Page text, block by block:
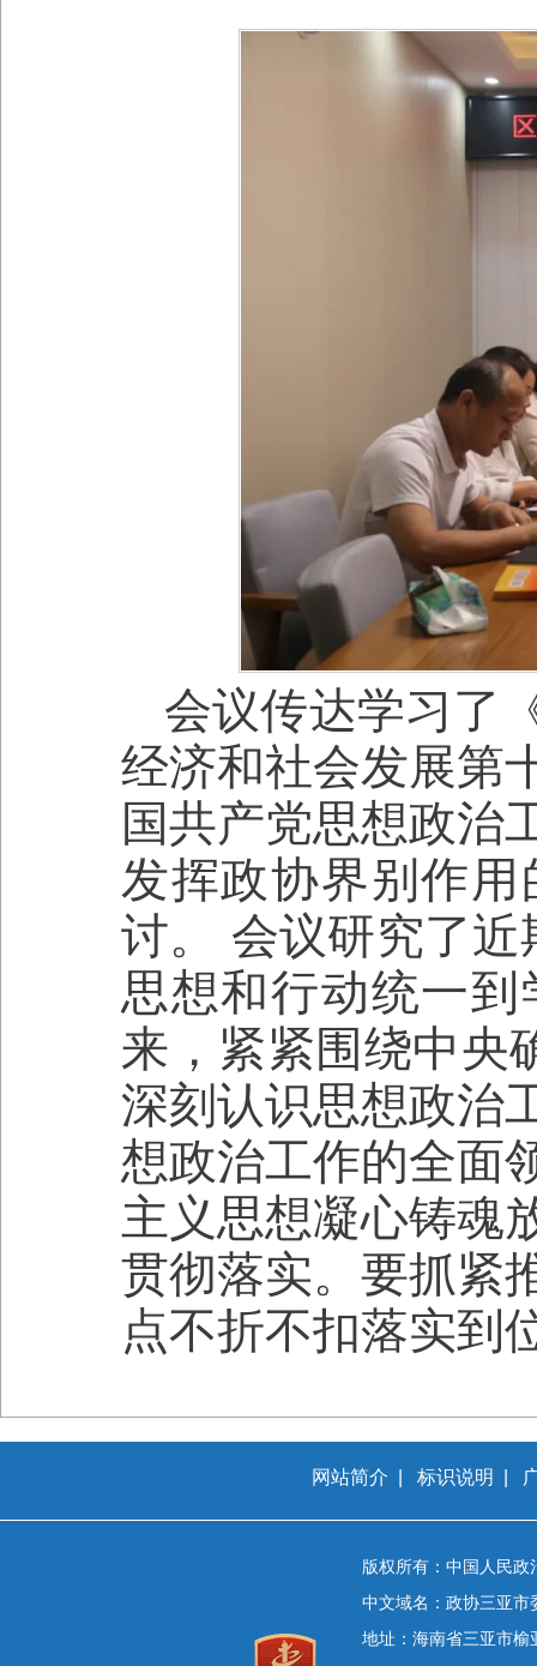
会议传达学习了
经济和社会发展第
国共产党思想政治
发挥政协界别作
讨。 会议研究了
思想和行动统一
来，紧紧围绕中央
深刻认识思想政治
想政治工作的全面
主义思想凝心铸魂
贯彻落实。要抓紧
点不折不扣落实到
网站简介 标识说明
版权所有：中国人民
中文域名：政协三亚市
地址：海南省三亚市榆